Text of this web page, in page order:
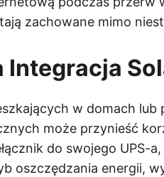
zachowane mimo
Integracja
w domach
może przynieść
do swojego UPS-
oszczędzania energii,